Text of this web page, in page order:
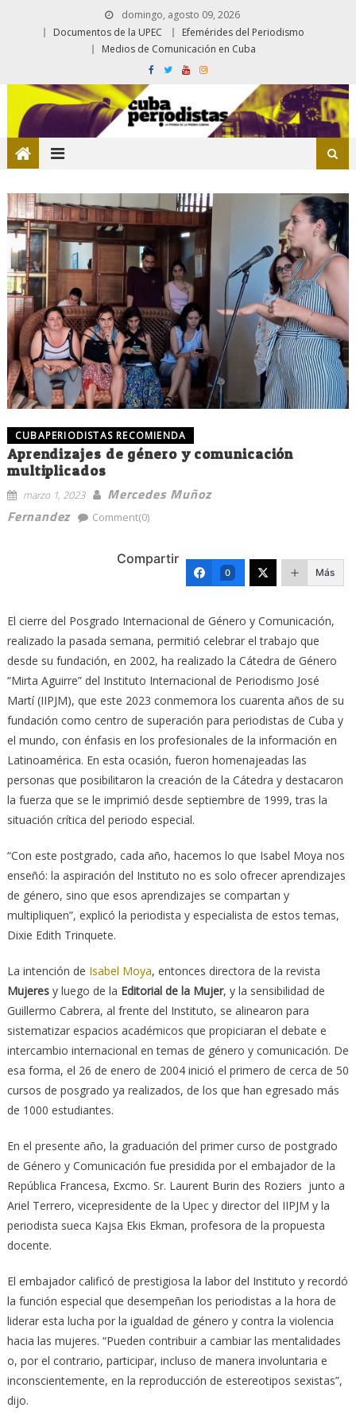
domingo, agosto 09, 2026
Documentos de la UPEC
Efemérides del Periodismo
Medios de Comunicación en Cuba
CUBAPERIODISTAS RECOMIENDA
Aprendizajes de género y comunicación
multiplicados
marzo 1, 2023
Mercedes Muñoz
Fernandez
Comment(0)
Compartir
0 Más
El cierre del Posgrado Internacional de Género y Comunicación,
realizado la pasada semana, permitió celebrar el trabajo que
desde su fundación, en 2002, ha realizado la Cátedra de Género
“Mirta Aguirre” del Instituto Internacional de Periodismo José
Martí (IIPJM), que este 2023 conmemora los cuarenta años de su
fundación como centro de superación para periodistas de Cuba y
el mundo, con énfasis en los profesionales de la información en
Latinoamérica. En esta ocasión, fueron homenajeadas las
personas que posibilitaron la creación de la Cátedra y destacaron
la fuerza que se le imprimió desde septiembre de 1999, tras la
situación crítica del periodo especial.
“Con este postgrado, cada año, hacemos lo que Isabel Moya nos
enseñó: la aspiración del Instituto no es solo ofrecer aprendizajes
de género, sino que esos aprendizajes se compartan y
multipliquen”, explicó la periodista y especialista de estos temas,
Dixie Edith Trinquete.
La intención de Isabel Moya, entonces directora de la revista
Mujeresy luego de la Editorial de la Mujer, y la sensibilidad de
Guillermo Cabrera, al frente del Instituto, se alinearon para
sistematizar espacios académicos que propiciaran el debate e
intercambio internacional en temas de género y comunicación. De
esa forma, el 26 de enero de 2004 inició el primero de cerca de 50
cursos de posgrado ya realizados, de los que han egresado más
de 1000 estudiantes.
En el presente año, la graduación del primer curso de postgrado
de Género y Comunicación fue presidida por el embajador de la
República Francesa, Excmo. Sr. Laurent Burin des Roziers junto a
Ariel Terrero, vicepresidente de la Upec y director del IIPJM y la
periodista sueca Kajsa Ekis Ekman, profesora de la propuesta
docente.
El embajador calificó de prestigiosa la labor del Instituto y recordó
la función especial que desempeñan los periodistas a la hora de
liderar esta lucha por la igualdad de género y contra la violencia
hacia las mujeres. “Pueden contribuir a cambiar las mentalidades
o, por el contrario, participar, incluso de manera involuntaria e
inconscientemente, en la reproducción de estereotipos sexistas”,
dijo.